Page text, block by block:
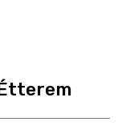
kiakasztva